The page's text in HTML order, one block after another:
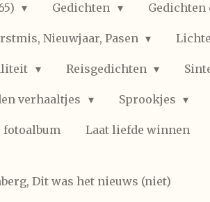
Gedichten
Nieuwjaar, Pasen
Reisgedichten
verhaaltjes Sprookjes
fotoalbum Laat liefde winnen
Dit was het nieuws (niet)